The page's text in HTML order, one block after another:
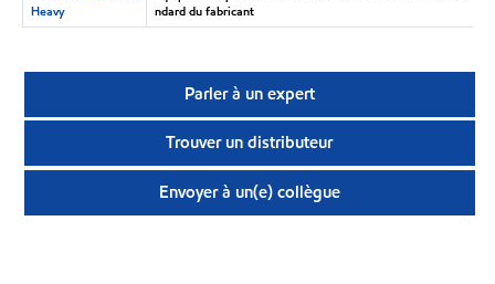
Heavy
ndard du fabricant
Parler à un expert
Trouver un distributeur
Envoyer à un(e) collègue